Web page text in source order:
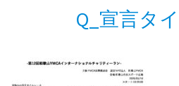
Q_宣言タ